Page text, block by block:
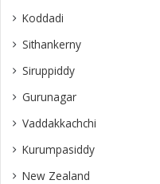
Koddadi
Sithankerny
Siruppiddy
Gurunagar
Vaddakkachchi
Kurumpasiddy
New Zealand